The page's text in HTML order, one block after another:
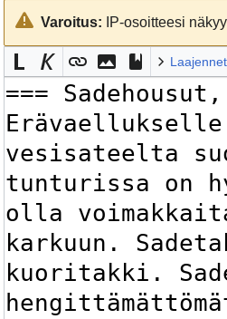
Siirry
navigaatioon
Siirry
hakuunVaroitus: IP-osoitteesi